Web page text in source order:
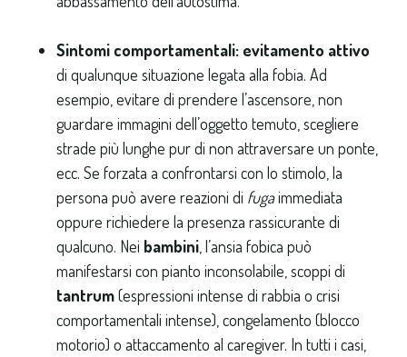
Sintomi comportamentali: evitamento attivo
di qualunque situazione legata alla fobia. Ad
esempio, evitare di prendere l’ascensore, non
guardare immagini dell’oggetto temuto, scegliere
strade più lunghe pur di non attraversare un ponte,
ecc. Se forzata a confrontarsi con lo stimolo, la
persona può avere reazioni di fugaimmediata
oppure richiedere la presenza rassicurante di
qualcuno. Nei bambini , l’ansia fobica può
manifestarsi con pianto inconsolabile, scoppi di
tantrum(espressioni intense di rabbia o crisi
comportamentali intense), congelamento (blocco
motorio) o attaccamento al caregiver. In tutti i casi,